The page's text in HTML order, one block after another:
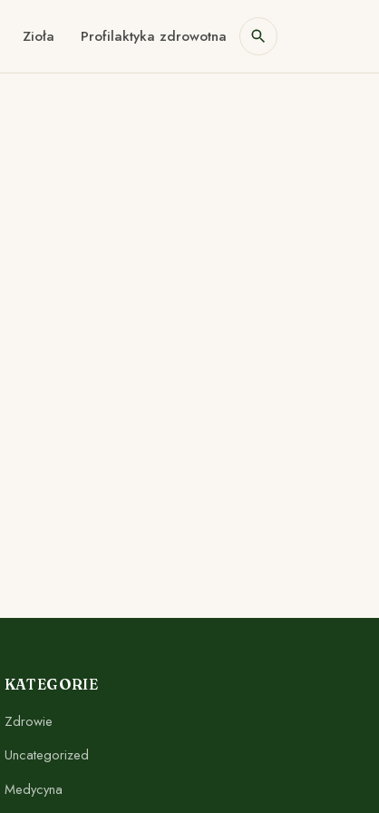
Zioła Profilaktyka zdrowotna
KATEGORIE
Zdrowie
Uncategorized
Medycyna